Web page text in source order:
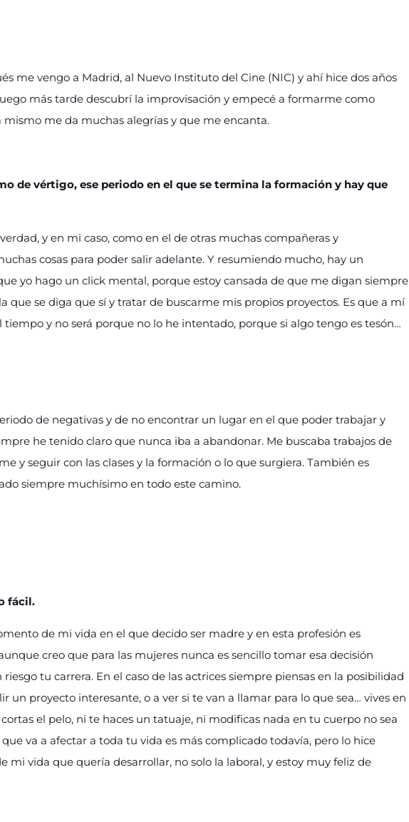
me vengo a Madrid, al Nuevo Instituto del Cine (NIC) y ahí hice dos años
más tarde descubrí la improvisación y empecé a formarme como
mismo me da muchas alegrías y que me encanta.
de vértigo, ese periodo en el que se termina la formación y hay que
y en mi caso, como en el de otras muchas compañeras y
cosas para poder salir adelante. Y resumiendo mucho, hay un
yo hago un click mental, porque estoy cansada de que me digan siempre
que se diga que sí y tratar de buscarme mis propios proyectos. Es que a mí
y no será porque no lo he intentado, porque si algo tengo es tesón…
de negativas y de no encontrar un lugar en el que poder trabajar y
he tenido claro que nunca iba a abandonar. Me buscaba trabajos de
y seguir con las clases y la formación o lo que surgiera. También es
siempre muchísimo en todo este camino.
fácil.
de mi vida en el que decido ser madre y en esta profesión es
creo que para las mujeres nunca es sencillo tomar esa decisión
tu carrera. En el caso de las actrices siempre piensas en la posibilidad
un proyecto interesante, o a ver si te van a llamar para lo que sea… vives en
el pelo, ni te haces un tatuaje, ni modificas nada en tu cuerpo no sea
va a afectar a toda tu vida es más complicado todavía, pero lo hice
mi vida que quería desarrollar, no solo la laboral, y estoy muy feliz de